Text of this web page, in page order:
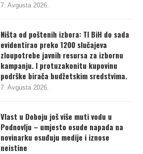
7. Avgusta 2026.
Ništa od poštenih izbora: TI BiH do sada
evidentirao preko 1200 slučajeva
zloupotrebe javnih resursa za izbornu
kampanju. I protuzakonitu kupovinu
podrške birača budžetskim sredstvima.
7. Avgusta 2026.
Vlast u Doboju još više muti vodu u
Podnovlju – umjesto osude napada na
novinarku osuđuju medije i iznose
neistine